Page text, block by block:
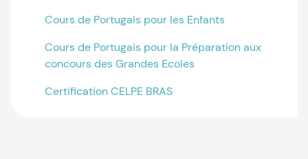
Cours de Portugais pour les Enfants
Cours de Portugais pour la Préparation aux
concours des Grandes Ecoles
Certification CELPE BRAS